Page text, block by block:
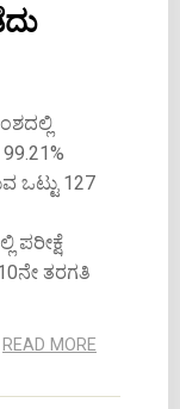
ಒಟ್ಟು 127
ಪರೀಕ್ಷೆ
ತರಗತಿ
READ MORE